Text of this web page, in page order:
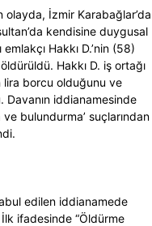
olayda, İzmir Karabağlar’da
kendisine duygusal
Hakkı D.’nin (58)
Hakkı D. iş ortağı
lira borcu olduğunu ve
Davanın iddianamesinde
ve bulundurma’ suçlarından
edilen iddianamede
ifadesinde “Öldürme